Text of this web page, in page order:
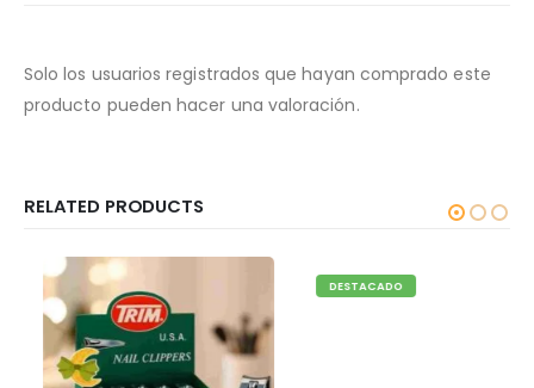
Solo los usuarios registrados que hayan comprado este
producto pueden hacer una valoración.
RELATED PRODUCTS
DESTACADO